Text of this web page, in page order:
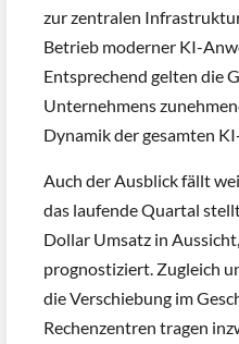
zur zentralen
Betrieb moderner KI-
Entsprechend gelten die
Unternehmens
Dynamik der gesamten
Auch der Ausblick fällt
das laufende Quartal
Dollar Umsatz in
prognostiziert. Zugleich
die Verschiebung im
Rechenzentren tragen